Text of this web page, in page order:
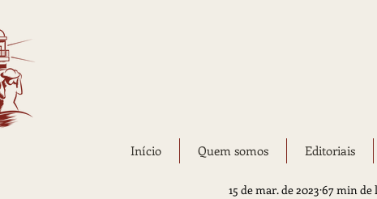
Início Quem somos Editoriais
15 de mar. de 2023 67 min de